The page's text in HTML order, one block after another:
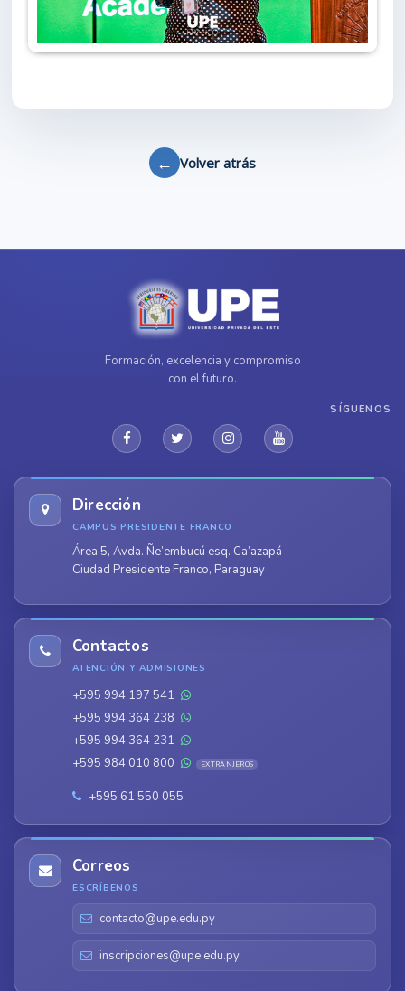
← Volver atrás
Formación, excelencia y compromiso
con el futuro.
SÍGUENOS
Dirección
CAMPUS PRESIDENTE FRANCO
Área 5, Avda. Ñe’embucú esq. Ca’azapá
Ciudad Presidente Franco, Paraguay
Contactos
ATENCIÓN Y ADMISIONES
+595 994 197 541
+595 994 364 238
+595 994 364 231
+595 984 010 800
EXTRANJEROS
+595 61 550 055
Correos
ESCRÍBENOS
contacto@upe.edu.py
inscripciones@upe.edu.py